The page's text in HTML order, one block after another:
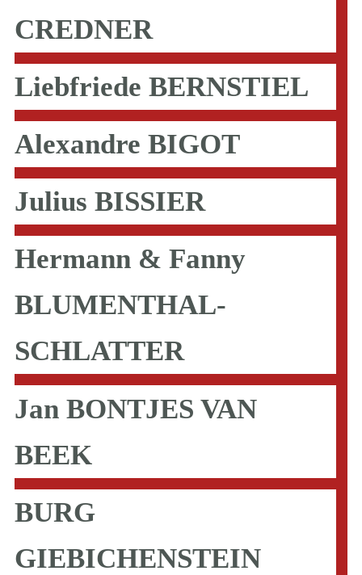
CREDNER
Liebfriede BERNSTIEL
Alexandre BIGOT
Julius BISSIER
Hermann & Fanny
BLUMENTHAL-
SCHLATTER
Jan BONTJES VAN
BEEK
BURG
GIEBICHENSTEIN